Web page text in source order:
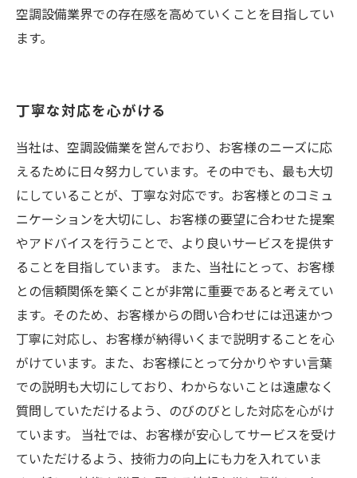
空調設備業界での存在感を高めていくことを目指してい
ます。
丁寧な対応を心がける
当社は、空調設備業を営んでおり、お客様のニーズに応
えるために日々努力しています。その中でも、最も大切
にしていることが、丁寧な対応です。お客様とのコミュ
ニケーションを大切にし、お客様の要望に合わせた提案
やアドバイスを行うことで、より良いサービスを提供す
ることを目指しています。 また、当社にとって、お客様
との信頼関係を築くことが非常に重要であると考えてい
ます。そのため、お客様からの問い合わせには迅速かつ
丁寧に対応し、お客様が納得いくまで説明することを心
がけています。また、お客様にとって分かりやすい言葉
での説明も大切にしており、わからないことは遠慮なく
質問していただけるよう、のびのびとした対応を心がけ
ています。 当社では、お客様が安心してサービスを受け
ていただけるよう、技術力の向上にも力を入れていま